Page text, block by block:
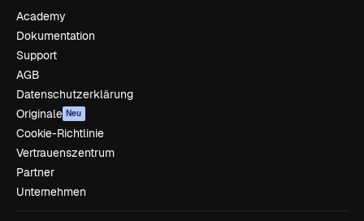
Academy
Dokumentation
Support
AGB
Datenschutzerklärung
Originale Neu
Cookie-Richtlinie
Vertrauenszentrum
Partner
Unternehmen